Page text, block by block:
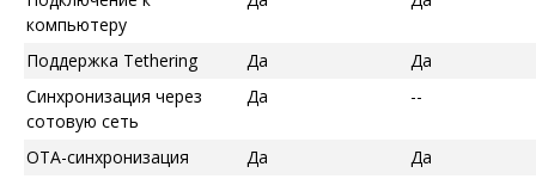
компьютеру
Поддержка Tethering Да
Да
Синхронизация через
сотовую сеть
Да --
OTA-синхронизация Да
Да